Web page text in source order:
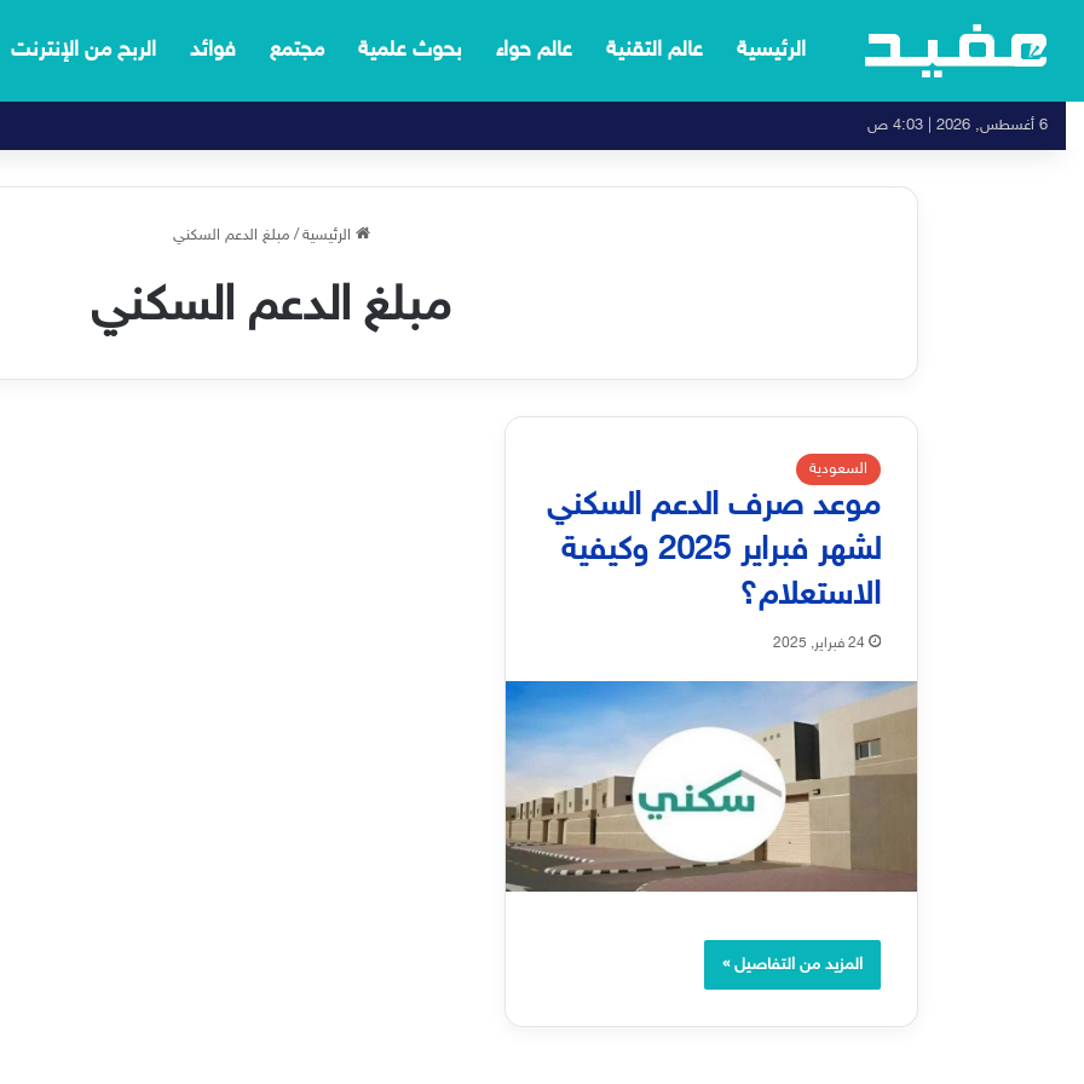
الرئيسية عالم التقنية عالم حواء بحوث علمية مجتمع فوائد الربح من الإنترنت
6 أغسطس, 2026 | 4:03 ص
الرئيسية / مبلغ الدعم السكني
مبلغ الدعم السكني
السعودية
موعد صرف الدعم السكني
لشهر فبراير 2025 وكيفية
الاستعلام؟
24 فبراير, 2025
المزيد من التفاصيل »